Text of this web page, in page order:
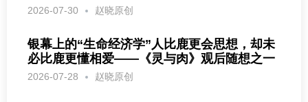
2026-07-30 赵晓原创
银幕上的“生命经济学”人比鹿更会思想，却未
必比鹿更懂相爱——《灵与肉》观后随想之一
2026-07-28 赵晓原创